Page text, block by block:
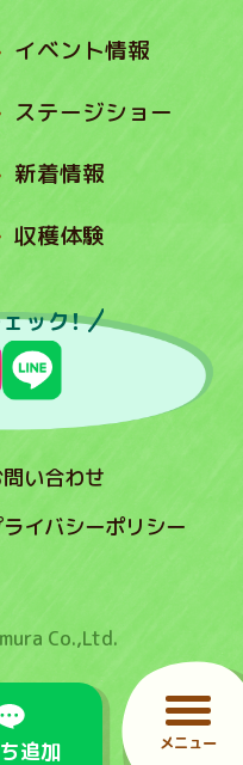
追加 メニュー
イベント情報
ステージショー
新着情報
収穫体験
ック！
い合わせ
イバシーポリシー
Co.,Ltd.